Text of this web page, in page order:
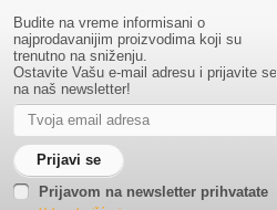
Budite na vreme informisani o
najprodavanijim proizvodima koji su
trenutno na sniženju.
Ostavite Vašu e-mail adresu i prijavite se
na naš newsletter!
Prijavom na newsletter prihvatate